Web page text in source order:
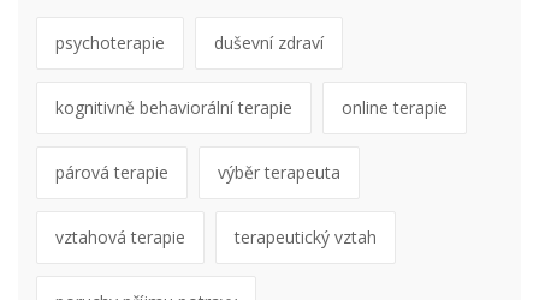
psychoterapie duševní zdraví
kognitivně behaviorální terapie online terapie
párová terapie výběr terapeuta
vztahová terapie terapeutický vztah